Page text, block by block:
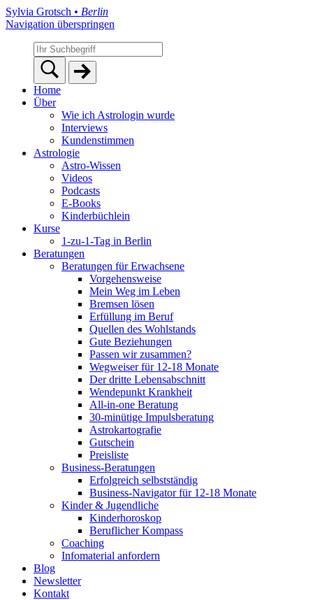
Sylvia Grotsch • Berlin
Navigation überspringen
Home
Über
Wie ich Astrologin wurde
Interviews
Kundenstimmen
Astrologie
Astro-Wissen
Videos
Podcasts
E-Books
Kinderbüchlein
Kurse
1-zu-1-Tag in Berlin
Beratungen
Beratungen für Erwachsene
Vorgehensweise
Mein Weg im Leben
Bremsen lösen
Erfüllung im Beruf
Quellen des Wohlstands
Gute Beziehungen
Passen wir zusammen?
Wegweiser für 12-18 Monate
Der dritte Lebensabschnitt
Wendepunkt Krankheit
All-in-one Beratung
30-minütige Impulsberatung
Astrokartografie
Gutschein
Preisliste
Business-Beratungen
Erfolgreich selbstständig
Business-Navigator für 12-18 Monate
Kinder & Jugendliche
Kinderhoroskop
Beruflicher Kompass
Coaching
Infomaterial anfordern
Blog
Newsletter
Kontakt